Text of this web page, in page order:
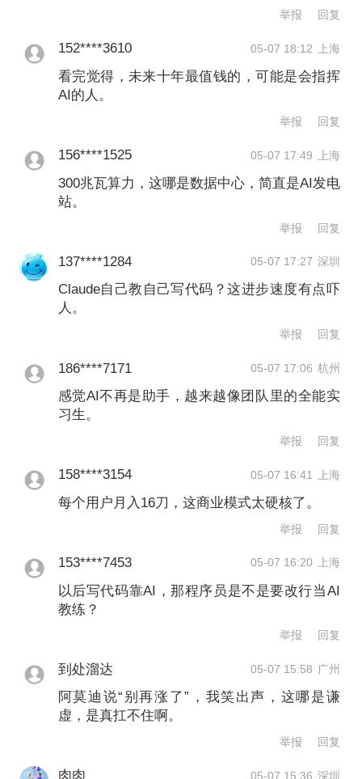
为了狙击Anthropic在算力方面的部署，
OpenAI方面立即披露能够提高GPU利用
效率的网络协议合作。
如果说OpenAI此前的“星际门”计划是筹
集弹药，那么MRC协议就是在尝试改良
枪械，解决大模型训练中最令人头疼的
曾在xAI就职、现任OpenAI基础设施与
扩展（Scaling）团队工程师的乌代・鲁
达拉朱（Uday Ruddarraju）表示，让大
规模计算真正可靠运行所需的工程过
程，是目前业界最有趣的计算机科学问
题之一。这不仅仅是增加显卡的问题，
关键在于让系统的每一层都能正常运
作：网络、调度、硬件健康、存储、编
排、可靠性、可观察性、安全性，以及
据官方披露，MRC已部署于OpenAI
NVIDIA GB200超级计算机中，这些超级
Oracle云基础设施（OCI）站点、微软
Fairwater超级计算机等。
举报 回复
152****3610 05-07 18:12 上海
看完觉得，未来十年最值钱的，可能是会指挥
AI的人。
举报 回复
156****1525 05-07 17:49 上海
300兆瓦算力，这哪是数据中心，简直是AI发电
站。
举报 回复
137****1284 05-07 17:27 深圳
Claude自己教自己写代码？这进步速度有点吓
人。
举报 回复
186****7171 05-07 17:06 杭州
感觉AI不再是助手，越来越像团队里的全能实
习生。
举报 回复
158****3154 05-07 16:41 上海
每个用户月入16刀，这商业模式太硬核了。
举报 回复
153****7453 05-07 16:20 上海
以后写代码靠AI，那程序员是不是要改行当AI
教练？
举报 回复
到处溜达 05-07 15:58 广州
阿莫迪说“别再涨了”，我笑出声，这哪是谦
虚，是真扛不住啊。
举报 回复
肉肉 05-07 15:36 深圳